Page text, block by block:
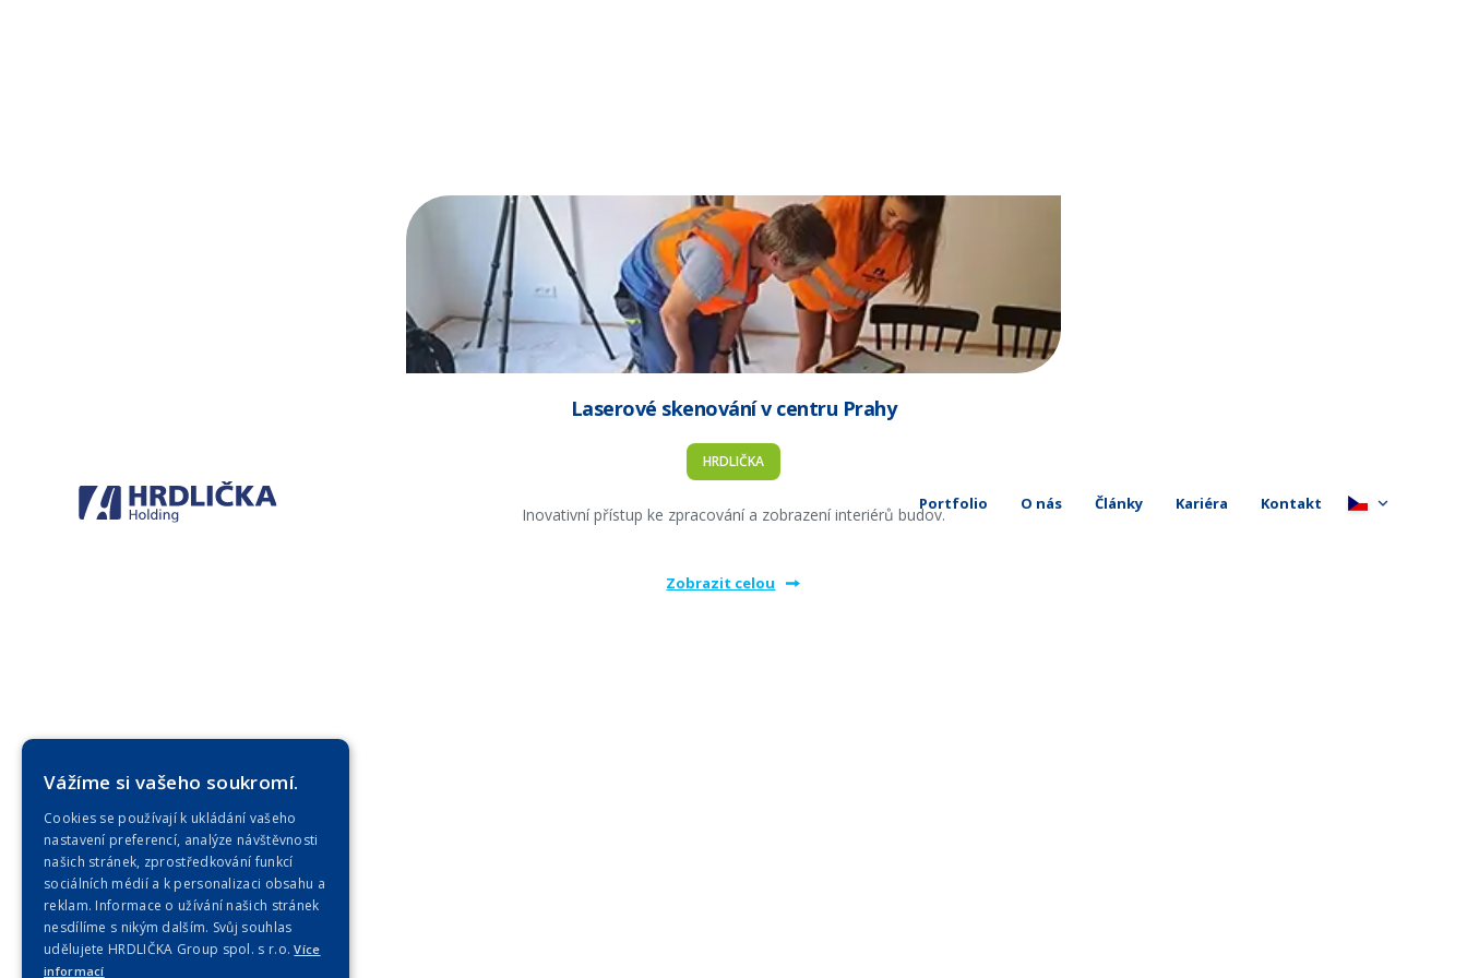
Portfolio O nás Články Kariéra Kontakt
Laserové skenování v centru Prahy
HRDLIČKA
Inovativní přístup ke zpracování a zobrazení interiérů budov.
Zobrazit celou
Vážíme si vašeho soukromí.
Cookies se používají k ukládání vašeho
nastavení preferencí, analýze návštěvnosti
našich stránek, zprostředkování funkcí
sociálních médií a k personalizaci obsahu a
reklam. Informace o užívání našich stránek
nesdílíme s nikým dalším. Svůj souhlas
udělujete HRDLIČKA Group spol. s r.o.Více
informací